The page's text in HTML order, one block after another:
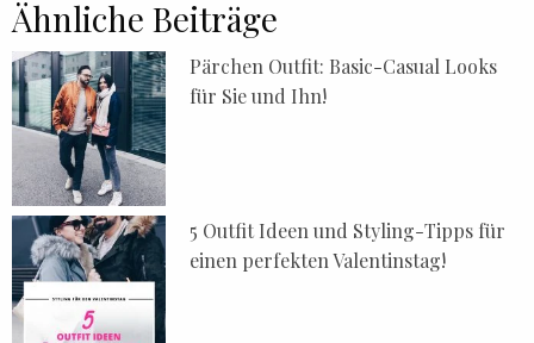
Ähnliche Beiträge
Pärchen Outfit: Basic-Casual Looks
für Sie und Ihn!
5 Outfit Ideen und Styling-Tipps für
einen perfekten Valentinstag!